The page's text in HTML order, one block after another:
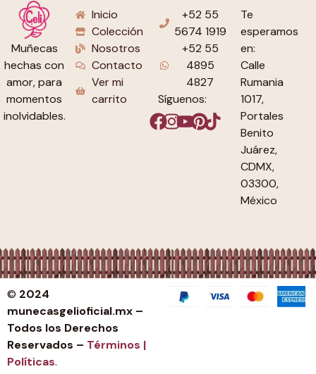
Muñecas
hechas con
amor, para
momentos
inolvidables.
Inicio
Colección
Nosotros
Contacto
Ver mi
carrito
+52 55
5674 1919
+52 55
4895
4827
Síguenos:
Te
esperamos
en:
Calle
Rumania
1017,
Portales
Benito
Juárez,
CDMX,
03300,
México
© 2024
munecasgelioficial.mx –
Todos los Derechos
Reservados – Términos |
Políticas.